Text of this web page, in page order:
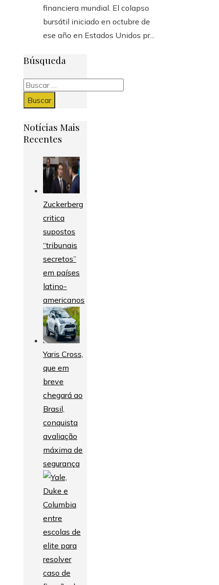
financiera mundial. El colapso
bursátil iniciado en octubre de
ese año en Estados Unidos pr...
Búsqueda
Buscar:
Notícias Mais
Recentes
Zuckerberg
critica
supostos
“tribunais
secretos”
em países
latino-
americanos
Yaris Cross,
que em
breve
chegará ao
Brasil,
conquista
avaliação
máxima de
segurança